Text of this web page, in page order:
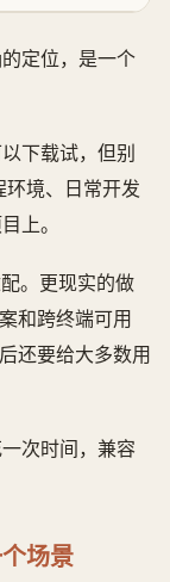
定位，是一个
下载试，但别
境、日常开发
上。
。更现实的做
和跨终端可用
还要给大多数用
次时间，兼容
场景